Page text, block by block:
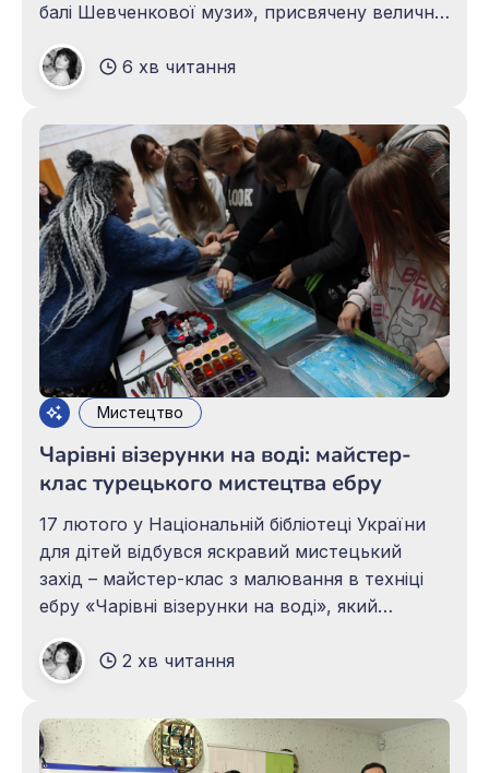
балі Шевченкової музи», присвячену величній
духовній спадщині генія української
літератури — Тараса Шевченка. Це була
справжня мандрівка у світ поезії, гармонії й
витонченості, де звучало слово та оживали
рядки, що століттями
6 хв читання
Мистецтво
Чарівні візерунки на воді: майстер-
клас турецького мистецтва ебру
17 лютого у Національній бібліотеці України
для дітей відбувся яскравий мистецький
захід – майстер-клас з малювання в техніці
ебру «Чарівні візерунки на воді», який
та враження. Подія відбулася за сприяння та
участі представників Інституту імені Юнуса
Емре – Центру турецької культури в Києві:
координатора Алі
2 хв читання